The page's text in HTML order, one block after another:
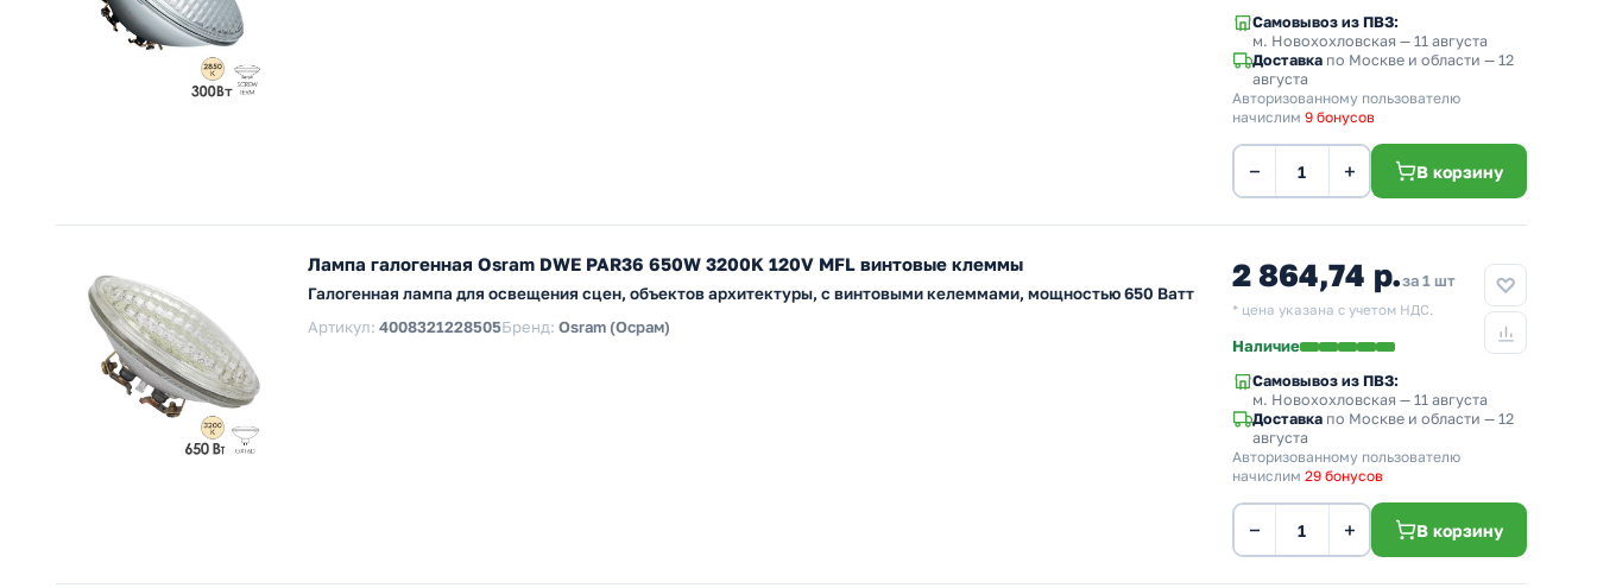
Самовывоз из ПВЗ:
м. Новохохловская — 11 августа
Доставка по Москве и области — 12
августа
Авторизованному пользователю
начислим 9 бонусов
− + В корзину
Лампа галогенная Osram DWE PAR36 650W 3200K 120V MFL винтовые клеммы
Галогенная лампа для освещения сцен, объектов архитектуры, с винтовыми келеммами, мощностью 650 Ватт
Артикул: 4008321228505Бренд: Osram (Осрам)
2 864,74 р.за 1 шт
* цена указана с учетом НДС.
Наличие
Самовывоз из ПВЗ:
м. Новохохловская — 11 августа
Доставка по Москве и области — 12
августа
Авторизованному пользователю
начислим 29 бонусов
− + В корзину